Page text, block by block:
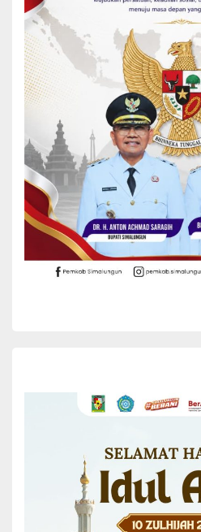
Simalungun menegaskan
perlindungan bagi masyarakat dan
saksi serta korban terlaksana
Kerja sama ini diharapkan menjadi
mewujudkan penyelenggaraan
kolaboratif, dan berorientasi pada